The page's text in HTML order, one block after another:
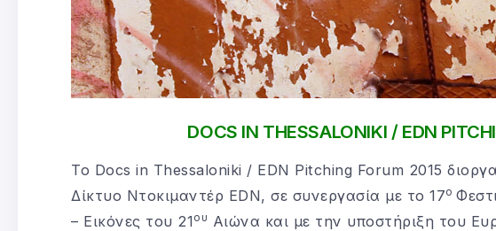
DOCS IN THESSALONIKI / EDN
Το Docs in Τhessaloniki / EDN Pitching Forum 2015
Δίκτυο Ντοκιμαντέρ EDN, σε συνεργασία με το 17ο
– Εικόνες του 21 ου Αιώνα και με την υποστήριξη του